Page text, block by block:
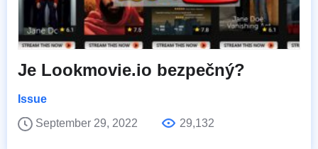
Je Lookmovie.io bezpečný?
Issue
September 29, 2022
29,132